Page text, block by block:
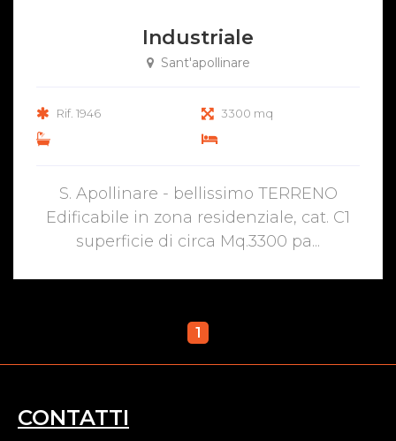
Industriale
Sant'apollinare
Rif. 1946 3300 mq
S. Apollinare - bellissimo TERRENO
Edificabile in zona residenziale, cat. C1
superficie di circa Mq.3300 pa...
1
CONTATTI